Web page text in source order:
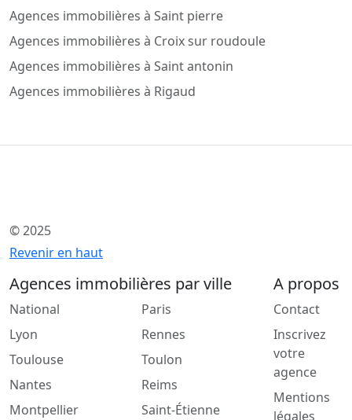
Agences immobilières à Saint pierre
Agences immobilières à Croix sur roudoule
Agences immobilières à Saint antonin
Agences immobilières à Rigaud
© 2025
Revenir en haut
Agences immobilières par ville
National
Lyon
Toulouse
Nantes
Montpellier
Paris
Rennes
Toulon
Reims
Saint-Étienne
A propos
Contact
Inscrivez
votre
agence
Mentions
légales